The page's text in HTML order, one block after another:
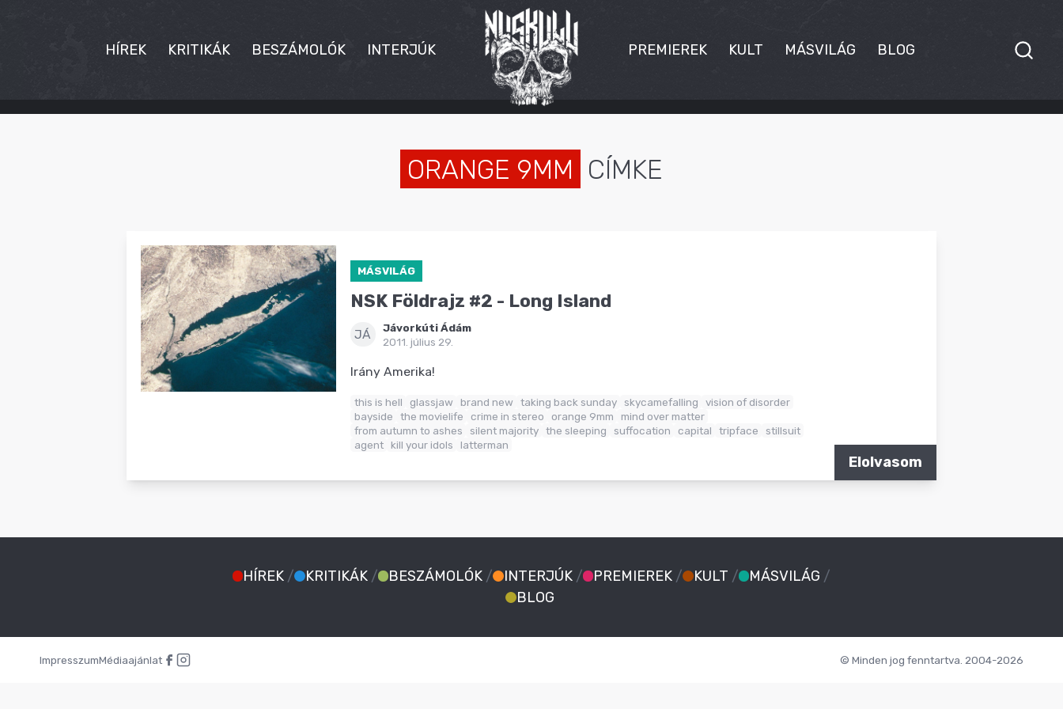
HÍREK KRITIKÁK BESZÁMOLÓK INTERJÚK PREMIEREK KULT MÁSVILÁG BLOG
HÍREK
ORANGE 9MM CÍMKE
MÁSVILÁG
NSK Földrajz #2 - Long Island
JÁ
Jávorkúti Ádám
2011. július 29.
Irány Amerika!
this is hell glassjaw brand new taking back sunday skycamefalling
vision of disorder
bayside
the movielife crime in stereo orange 9mm
mind over matter
from autumn to ashes
silent majority the sleeping suffocation capital tripface
stillsuit
agent kill your idols latterman
Elolvasom
HÍREK / KRITIKÁK / BESZÁMOLÓK / INTERJÚK / PREMIEREK / KULT / MÁSVILÁG /
BLOG
ImpresszumMédiaajánlat © Minden jog fenntartva. 2004-2026